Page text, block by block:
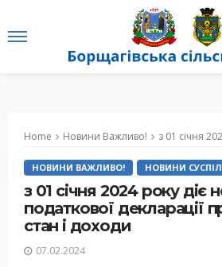
Home Новини Важливо! з 01 січня 2024 року діє нова
НОВИНИ ВАЖЛИВО! НОВИНИ
з 01 січня 2024 року діє
податкової декларації
стан і доходи
07.02.2024